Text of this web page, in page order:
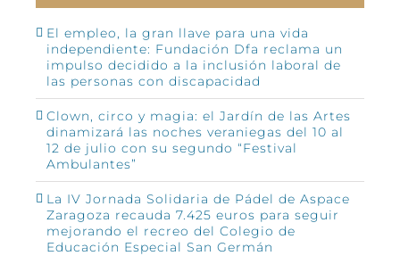
El empleo, la gran llave para una vida
independiente: Fundación Dfa reclama un
impulso decidido a la inclusión laboral de
las personas con discapacidad
Clown, circo y magia: el Jardín de las Artes
dinamizará las noches veraniegas del 10 al
12 de julio con su segundo “Festival
Ambulantes”
La IV Jornada Solidaria de Pádel de Aspace
Zaragoza recauda 7.425 euros para seguir
mejorando el recreo del Colegio de
Educación Especial San Germán